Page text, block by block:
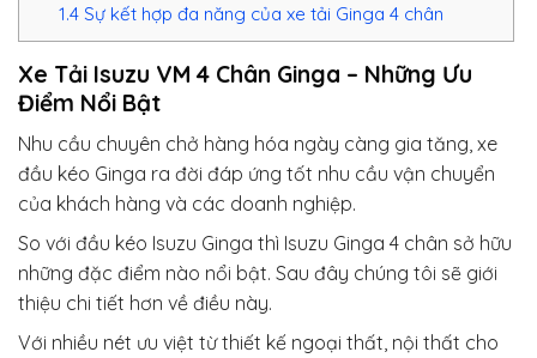
1.4Sự kết hợp đa năng của xe tải Ginga 4 chân
Xe Tải Isuzu VM 4 Chân Ginga – Những Ưu
Điểm Nổi Bật
Nhu cầu chuyên chở hàng hóa ngày càng gia tăng, xe
đầu kéo Ginga ra đời đáp ứng tốt nhu cầu vận chuyển
của khách hàng và các doanh nghiệp.
So với đầu kéo Isuzu Ginga thì Isuzu Ginga 4 chân sở hữu
những đặc điểm nào nổi bật. Sau đây chúng tôi sẽ giới
thiệu chi tiết hơn về điều này.
Với nhiều nét ưu việt từ thiết kế ngoại thất, nội thất cho